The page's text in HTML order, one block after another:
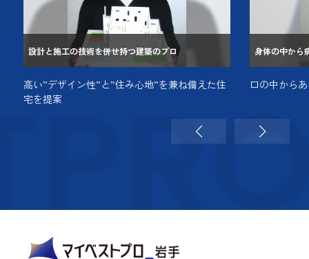
設計と施工の技術を併せ持つ建築のプロ
高い”デザイン性”と”住み心地”を兼ね備えた住
宅を提案
身体の中から
口の中から